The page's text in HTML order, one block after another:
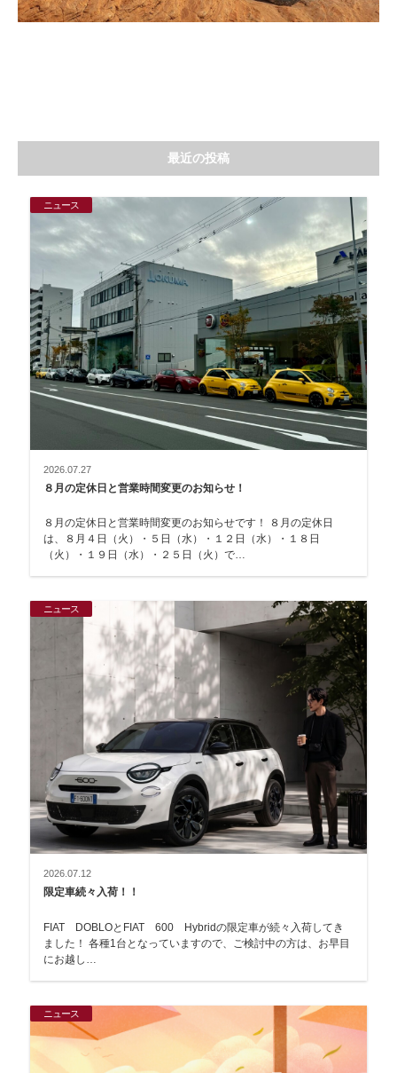
最近の投稿
ニュース
2026.07.27
８月の定休日と営業時間変更のお知らせ！
８月の定休日と営業時間変更のお知らせです！ ８月の定休日
は、８月４日（火）・５日（水）・１２日（水）・１８日
（火）・１９日（水）・２５日（火）で…
ニュース
2026.07.12
限定車続々入荷！！
FIAT DOBLOとFIAT 600 Hybridの限定車が続々入荷してき
ました！ 各種1台となっていますので、ご検討中の方は、お早目
にお越し…
ニュース